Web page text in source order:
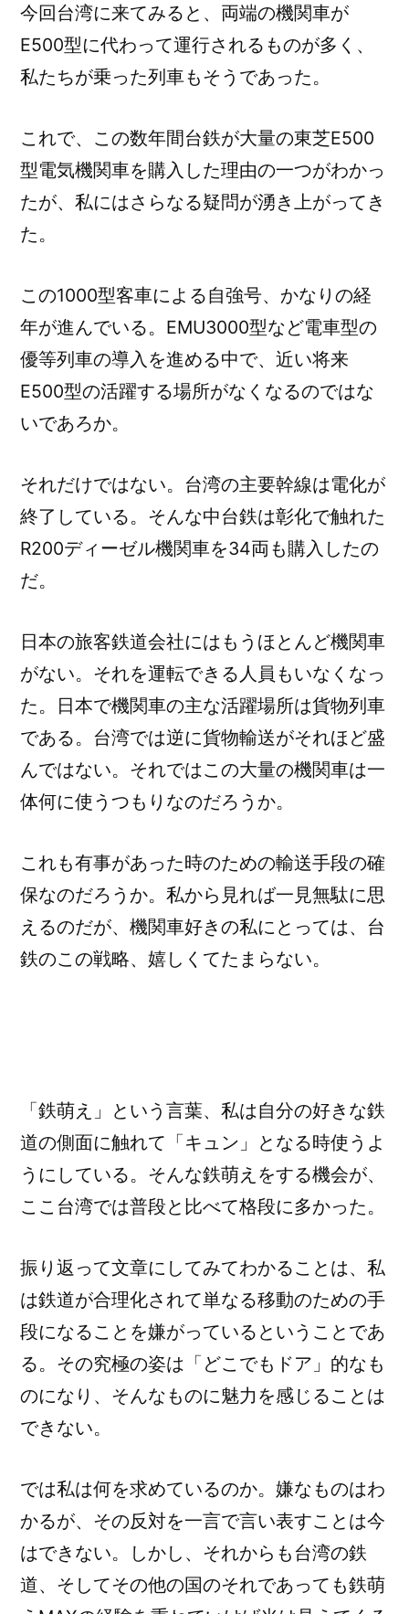
今回台湾に来てみると、両端の機関車が
E500型に代わって運行されるものが多く、
私たちが乗った列車もそうであった。
これで、この数年間台鉄が大量の東芝E500
型電気機関車を購入した理由の一つがわかっ
たが、私にはさらなる疑問が湧き上がってき
た。
この1000型客車による自強号、かなりの経
年が進んでいる。EMU3000型など電車型の
優等列車の導入を進める中で、近い将来
E500型の活躍する場所がなくなるのではな
いであろか。
それだけではない。台湾の主要幹線は電化が
終了している。そんな中台鉄は彰化で触れた
R200ディーゼル機関車を34両も購入したの
だ。
日本の旅客鉄道会社にはもうほとんど機関車
がない。それを運転できる人員もいなくなっ
た。日本で機関車の主な活躍場所は貨物列車
である。台湾では逆に貨物輸送がそれほど盛
んではない。それではこの大量の機関車は一
体何に使うつもりなのだろうか。
これも有事があった時のための輸送手段の確
保なのだろうか。私から見れば一見無駄に思
えるのだが、機関車好きの私にとっては、台
鉄のこの戦略、嬉しくてたまらない。
「鉄萌え」という言葉、私は自分の好きな鉄
道の側面に触れて「キュン」となる時使うよ
うにしている。そんな鉄萌えをする機会が、
ここ台湾では普段と比べて格段に多かった。
振り返って文章にしてみてわかることは、私
は鉄道が合理化されて単なる移動のための手
段になることを嫌がっているということであ
る。その究極の姿は「どこでもドア」的なも
のになり、そんなものに魅力を感じることは
できない。
では私は何を求めているのか。嫌なものはわ
かるが、その反対を一言で言い表すことは今
はできない。しかし、それからも台湾の鉄
道、そしてその他の国のそれであっても鉄萌